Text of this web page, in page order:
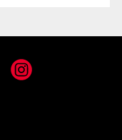
Instagram